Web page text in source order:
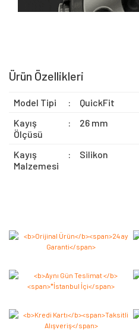
Ürün Özellikleri
Model Tipi :
QuickFit
Kayış
Ölçüsü
: 26 mm
Kayış
Malzemesi
: Silikon